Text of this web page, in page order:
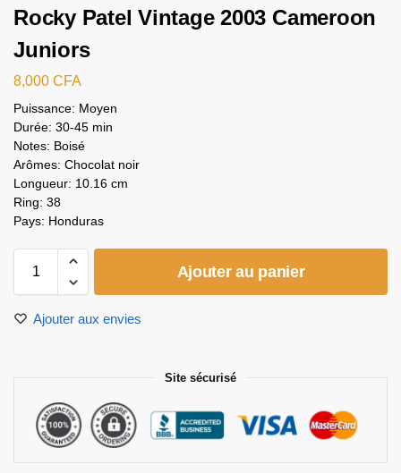
Rocky Patel Vintage 2003 Cameroon
Juniors
8,000 CFA
Puissance: Moyen
Durée: 30-45 min
Notes: Boisé
Arômes: Chocolat noir
Longueur: 10.16 cm
Ring: 38
Pays: Honduras
Ajouter au panier
Ajouter aux envies
Site sécurisé